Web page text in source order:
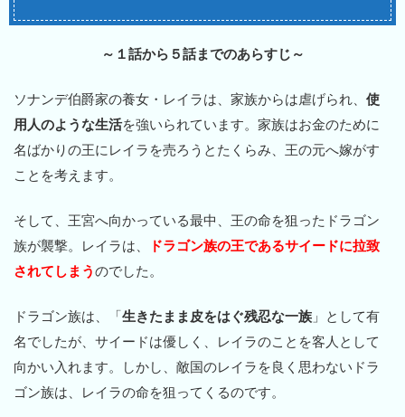
～１話から５話までのあらすじ～
ソナンデ伯爵家の養女・レイラは、家族からは虐げられ、 使
用人のような生活を強いられています。家族はお金のために
名ばかりの王にレイラを売ろうとたくらみ、王の元へ嫁がす
ことを考えます。
そして、王宮へ向かっている最中、王の命を狙ったドラゴン
族が襲撃。レイラは、
ドラゴン族の王であるサイードに拉致
されてしまうのでした。
ドラゴン族は、「生きたまま皮をはぐ残忍な一族 」として有
名でしたが、サイードは優しく、レイラのことを客人として
向かい入れます。しかし、敵国のレイラを良く思わないドラ
ゴン族は、レイラの命を狙ってくるのです。